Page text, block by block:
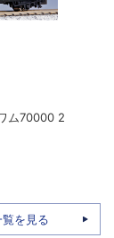
ム70000 2
を見る